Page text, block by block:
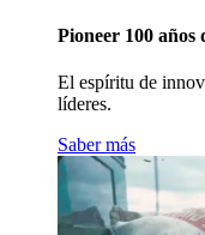
Pioneer 100 años
El espíritu de
líderes.
Saber más